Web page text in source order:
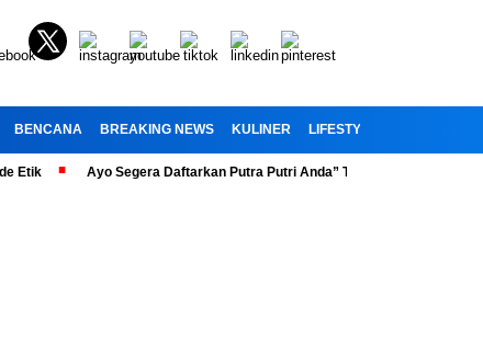
BENCANA BREAKING NEWS KULINER LIFESTYLE
Ayo Segera Daftarkan Putra Putri Anda” Telah Dibuka Penerimaan